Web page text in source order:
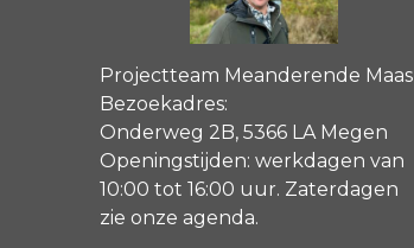
Projectteam Meanderende Maas
Bezoekadres:
Onderweg 2B, 5366 LA Megen
Openingstijden: werkdagen van
10:00 tot 16:00 uur. Zaterdagen
zie onze agenda.